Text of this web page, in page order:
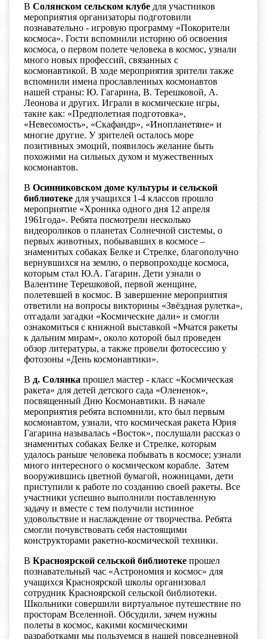
В Солянском сельском клубе для участников
мероприятия организаторы подготовили
познавательно - игровую программу «Покорители
космоса». Гости вспомнили историю об освоения
космоса, о первом полете человека в космос, узнали
много новых профессий, связанных с
космонавтикой. В ходе мероприятия зрители также
вспомнили имена прославленных космонавтов
нашей страны: Ю. Гагарина, В. Терешковой, А.
Леонова и других. Играли в космические игры,
такие как: «Предполетная подготовка»,
«Невесомость», «Скафандр», «Инопланетяне» и
многие другие. У зрителей осталось море
позитивных эмоций, появилось желание быть
похожими на сильных духом и мужественных
космонавтов.
В Осинниковском доме культуры и сельской
библиотеке для учащихся 1-4 классов прошло
мероприятие «Хроника одного дня 12 апреля
1961года». Ребята посмотрели несколько
видеороликов о планетах Солнечной системы, о
первых животных, побывавших в космосе –
знаменитых собаках Белке и Стрелке, благополучно
вернувшихся на землю, о первопроходце космоса,
которым стал Ю.А. Гагарин. Дети узнали о
Валентине Терешковой, первой женщине,
полетевшей в космос. В завершение мероприятия
ответили на вопросы викторины «Звёздная рулетка»,
отгадали загадки «Космические дали» и смогли
ознакомиться с книжной выставкой «Мчатся ракеты
к дальним мирам», около которой был проведен
обзор литературы, а также провели фотосессию у
фотозоны «День космонавтики».
В д. Солянка прошел мастер - класс «Космическая
ракета» для детей детского сада «Олененок»,
посвященный Дню Космонавтики. В начале
мероприятия ребята вспомнили, кто был первым
космонавтом, узнали, что космическая ракета Юрия
Гагарина называлась «Восток», послушали рассказ о
знаменитых собаках Белке и Стрелке, которым
удалось раньше человека побывать в космосе; узнали
много интересного о космическом корабле. Затем
вооружившись цветной бумагой, ножницами, дети
приступили к работе по созданию своей ракеты. Все
участники успешно выполнили поставленную
задачу и вместе с тем получили истинное
удовольствие и наслаждение от творчества. Ребята
смогли почувствовать себя настоящими
конструкторами ракетно-космической техники.
В Красноярской сельской библиотеке прошел
познавательный час «Астрономия и космос» для
учащихся Красноярской школы организовал
сотрудник Красноярской сельской библиотеки.
Школьники совершили виртуальное путешествие по
просторам Вселенной. Обсудили, зачем нужны
полеты в космос, какими космическими
разработками мы пользуемся в нашей повседневной